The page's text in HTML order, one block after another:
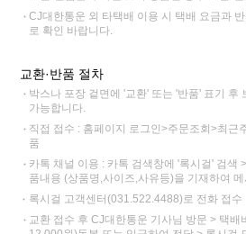
CJ대한통운 외 타택배 이용 시 택배 요금과
로 확인 바랍니다.
교환·반품 절차
박스나 포장 겉면에 '교환' 또는 '반품' 표기 후
가능합니다.
직접 접수 : 홈페이지 로그인>주문조회>최근
품
카톡 채널 이용 : 카톡 검색창에 '록시걸' 검색
품내용 (상품명,사이즈,사유등)을 기재하여
록시걸 고객센터(031.522.4488)로 전화 접수
교환 접수 후 CJ대한통운 기사님 방문 > 택